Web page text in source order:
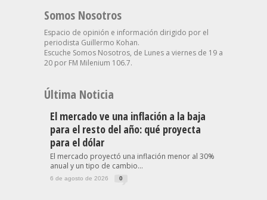
Somos Nosotros
Espacio de opinión e información dirigido por el
periodista Guillermo Kohan.
Escuche Somos Nosotros, de Lunes a viernes de 19 a
20 por FM Milenium 106.7.
Última Noticia
El mercado ve una inflación a la baja
para el resto del año: qué proyecta
para el dólar
El mercado proyectó una inflación menor al 30%
anual y un tipo de cambio...
6 de agosto de 2026 0